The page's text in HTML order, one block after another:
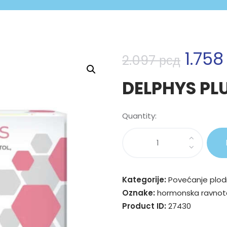
2.097рсд 1.758
DELPHYS
Quantity:
Kategorije:Povećanje
Oznake:hormonska
Product ID:27430